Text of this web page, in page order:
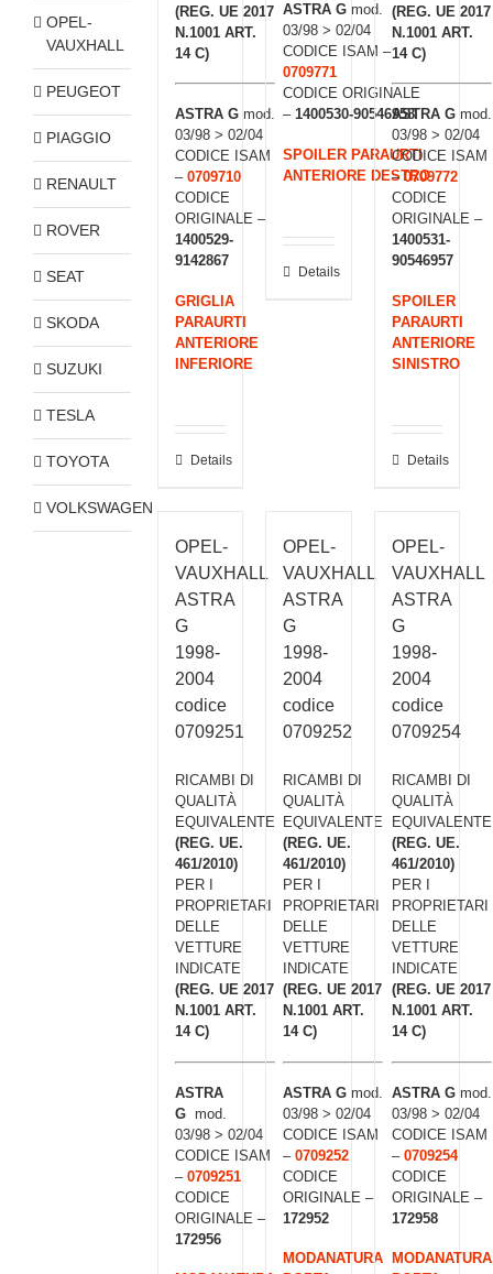
(REG. UE 2017
N.1001 ART.
14 C)
ASTRA Gmod.
03/98 > 02/04
CODICE ISAM
– 0709710
CODICE
ORIGINALE –
1400529-
9142867
GRIGLIA
PARAURTI
ANTERIORE
INFERIORE
Details
ASTRA G mod.
03/98 > 02/04
CODICE ISAM –
0709771
CODICE ORIGINALE
–1400530-90546958
SPOILER PARAURTI
ANTERIORE DESTRO
Details
(REG. UE 2017
N.1001 ART.
14 C)
ASTRA Gmod.
03/98 > 02/04
CODICE ISAM
–0709772
CODICE
ORIGINALE –
1400531-
90546957
SPOILER
PARAURTI
ANTERIORE
SINISTRO
Details
OPEL-
VAUXHALL
ASTRA
G
1998-
2004
codice
0709251
RICAMBI DI
QUALITÀ
EQUIVALENTE
(REG. UE.
461/2010)
PER I
PROPRIETARI
DELLE
VETTURE
INDICATE
(REG. UE 2017
N.1001 ART.
14 C)
ASTRA
G mod.
03/98 > 02/04
CODICE ISAM
– 0709251
CODICE
ORIGINALE –
172956
OPEL-
VAUXHALL
ASTRA
G
1998-
2004
codice
0709252
RICAMBI DI
QUALITÀ
EQUIVALENTE
(REG. UE.
461/2010)
PER I
PROPRIETARI
DELLE
VETTURE
INDICATE
(REG. UE 2017
N.1001 ART.
14 C)
ASTRA G mod.
03/98 > 02/04
CODICE ISAM
–0709252
CODICE
ORIGINALE –
172952
MODANATURA
OPEL-
VAUXHALL
ASTRA
G
1998-
2004
codice
0709254
RICAMBI DI
QUALITÀ
EQUIVALENTE
(REG. UE.
461/2010)
PER I
PROPRIETARI
DELLE
VETTURE
INDICATE
(REG. UE 2017
N.1001 ART.
14 C)
ASTRA G mod.
03/98 > 02/04
CODICE ISAM
– 0709254
CODICE
ORIGINALE –
172958
MODANATURA
OPEL-
VAUXHALL
PEUGEOT
PIAGGIO
RENAULT
ROVER
SEAT
SKODA
SUZUKI
TESLA
TOYOTA
VOLKSWAGEN